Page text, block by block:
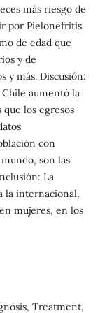
más riesgo de
por Pielonefritis
de edad que
y de
y más. Discusión:
aumentó la
los egresos
con
son las
La
la internacional,
mujeres, en los
Treatment,